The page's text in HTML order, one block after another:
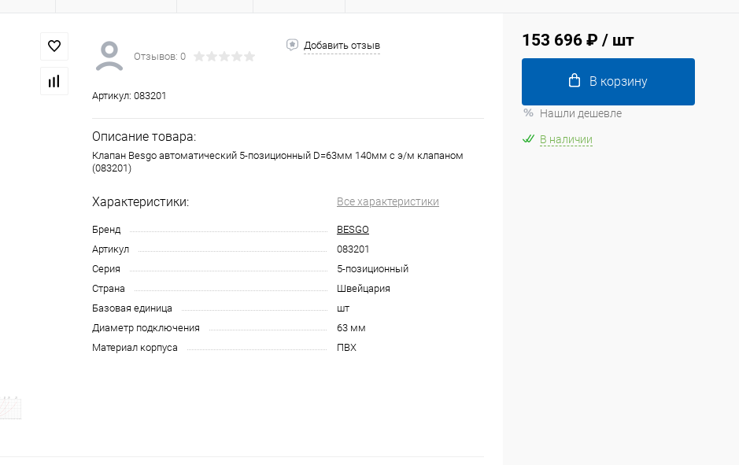
Отзывов: 0
Добавить отзыв
Артикул: 083201
Описание товара:
Клапан Besgo автоматический 5-позиционный D=63мм 140мм с э/м клапаном
(083201)
Характеристики: Все характеристики
Бренд
BESGO
Артикул
083201
Серия
5-позиционный
Страна
Швейцария
Базовая единица
шт
Диаметр подключения
63 мм
Материал корпуса
ПВХ
153 696 ₽ / шт
В корзину
Нашли дешевле
В наличии